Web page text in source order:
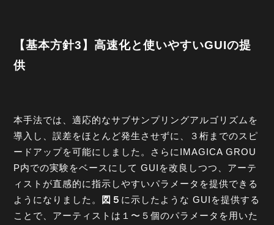
【基本方針3】高速化と使いやすいGUIの提
供
本手法では、適応的なサブサンプリングアルゴリズムを
導入し、誤差をほとんど発生させずに、３桁までのスピ
ードアップを可能にしました。さらにIMAGICA GROU
P内での実験をベースにして GUIを改良しつつ、アーテ
ィストが直感的に指示しやすいパラメータを提供できる
ようになりました。 図５ に示したような GUIを提供する
ことで、アーティストは１〜５個のパラメータを用いた